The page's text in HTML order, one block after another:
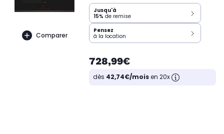
Comparer
Jusqu'à
15% de remise
Pensez
à la location
728,99€
dès 42,74€/moisen 20x